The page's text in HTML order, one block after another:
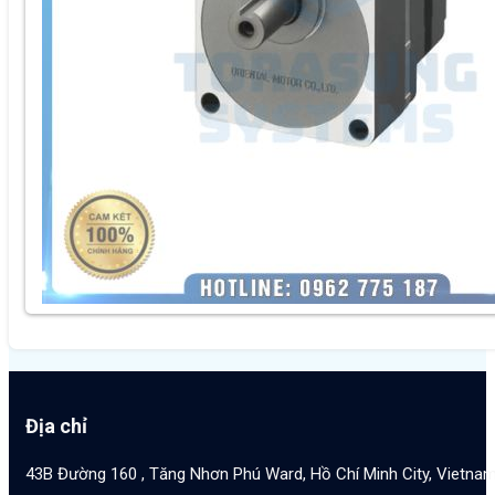
Địa chỉ
43B Đường 160 , Tăng Nhơn Phú Ward, Hồ Chí Minh City,